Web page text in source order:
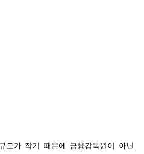
모가 작기 때문에 금융감독원이 아닌